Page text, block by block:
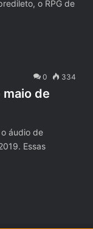
o RPG de
0 334
maio de
áudio de
Essas